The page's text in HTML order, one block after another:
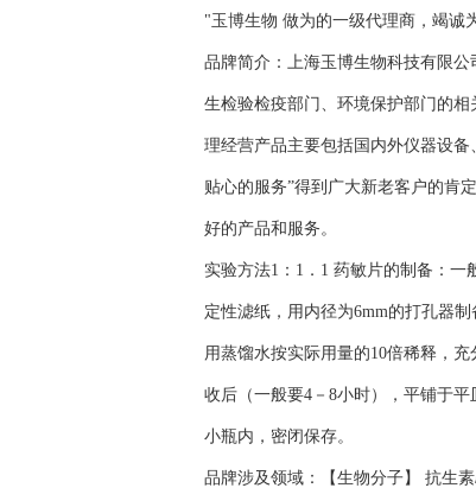
"玉博生物 做为的一级代理商，竭诚
品牌简介：上海玉博生物科技有限
生检验检疫部门、环境保护部门的
理经营产品主要包括国内外仪器设
贴心的服务”得到广大新老客户的肯
好的产品和服务。
实验方法1：1．1 药敏片的制备：
定性滤纸，用内径为6mm的打孔器
用蒸馏水按实际用量的10倍稀释，
收后（一般要4－8小时），平铺于
小瓶内，密闭保存。
品牌涉及领域：【生物分子】 抗生